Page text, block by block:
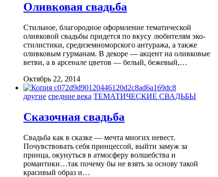
Оливковая свадьба
Стильное, благородное оформление тематической
оливковой свадьбы придется по вкусу любителям эко-
стилистики, средиземноморского антуража, а также
оливковым гурманам. В декоре — акцент на оливковые
ветви, а в арсенале цветов — белый, бежевый,…
Октябрь 22, 2014
другие средние века ТЕМАТИЧЕСКИЕ СВАДЬБЫ
Сказочная свадьба
Свадьба как в сказке — мечта многих невест.
Почувствовать себя принцессой, выйти замуж за
принца, окунуться в атмосферу волшебства и
романтики…так почему бы не взять за основу такой
красивый образ и…